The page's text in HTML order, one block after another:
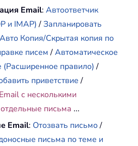
Email:Автоответчик
и IMAP)/Запланировать
Авто Копия/Скрытая копия по
писем/Автоматическое
(Расширенное правило)/
приветствие/
с несколькими
письма ...
Email: Отозвать письмо/
письма по теме и